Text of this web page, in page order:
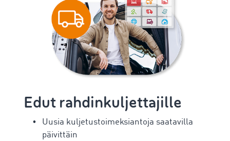
Edut rahdinkuljettajille
Uusia kuljetustoimeksiantoja saatavilla
päivittäin